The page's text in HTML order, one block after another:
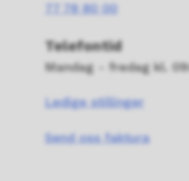
77 78 80 00
Telefontid
Mandag - fredag kl.
Ledige stillinger
Send oss faktura